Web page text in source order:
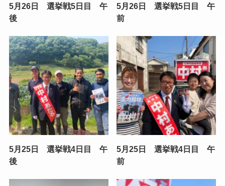
5月26日 選挙戦5日目 午
後
5月26日 選挙戦5日目 午
前
5月25日 選挙戦4日目 午
後
5月25日 選挙戦4日目 午
前